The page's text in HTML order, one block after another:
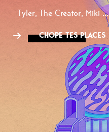
Tyler, The Creator, Miki ...
CHOPE TES PLACES